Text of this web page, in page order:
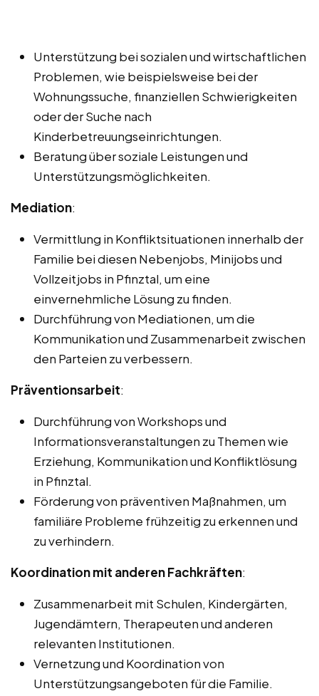
Unterstützung bei sozialen und wirtschaftlichen
Problemen, wie beispielsweise bei der
Wohnungssuche, finanziellen Schwierigkeiten
oder der Suche nach
Kinderbetreuungseinrichtungen.
Beratung über soziale Leistungen und
Unterstützungsmöglichkeiten.
Mediation:
Vermittlung in Konfliktsituationen innerhalb der
Familie bei diesen Nebenjobs, Minijobs und
Vollzeitjobs in Pfinztal, um eine
einvernehmliche Lösung zu finden.
Durchführung von Mediationen, um die
Kommunikation und Zusammenarbeit zwischen
den Parteien zu verbessern.
Präventionsarbeit:
Durchführung von Workshops und
Informationsveranstaltungen zu Themen wie
Erziehung, Kommunikation und Konfliktlösung
in Pfinztal.
Förderung von präventiven Maßnahmen, um
familiäre Probleme frühzeitig zu erkennen und
zu verhindern.
Koordination mit anderen Fachkräften:
Zusammenarbeit mit Schulen, Kindergärten,
Jugendämtern, Therapeuten und anderen
relevanten Institutionen.
Vernetzung und Koordination von
Unterstützungsangeboten für die Familie.